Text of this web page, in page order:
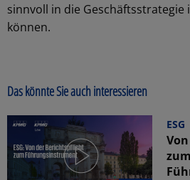
sinnvoll in die
können.
Das könnte Sie auch interessieren
ESG
zum